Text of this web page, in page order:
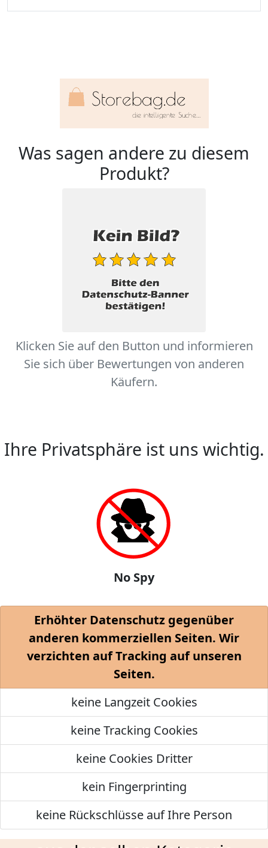
Was sagen andere zu diesem
Produkt?
Klicken Sie auf den Button und informieren
Sie sich über Bewertungen von anderen
Käufern.
Ihre Privatsphäre ist uns wichtig.
No Spy
Erhöhter Datenschutz gegenüber
anderen kommerziellen Seiten. Wir
verzichten auf Tracking auf unseren
Seiten.
keine Langzeit Cookies
keine Tracking Cookies
keine Cookies Dritter
kein Fingerprinting
keine Rückschlüsse auf Ihre Person